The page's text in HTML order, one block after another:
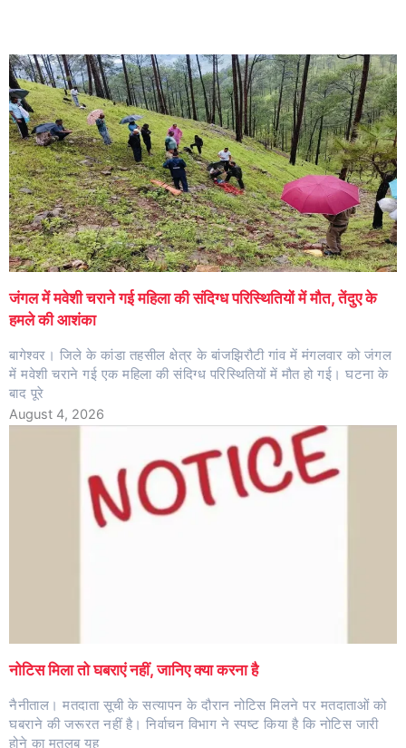
जंगल में मवेशी चराने गई महिला की संदिग्ध परिस्थितियों में मौत, तेंदुए के
हमले की आशंका
बागेश्वर। जिले के कांडा तहसील क्षेत्र के बांजझिरौटी गांव में मंगलवार को जंगल
में मवेशी चराने गई एक महिला की संदिग्ध परिस्थितियों में मौत हो गई। घटना के
बाद पूरे
August 4, 2026
नोटिस मिला तो घबराएं नहीं, जानिए क्या करना है
नैनीताल। मतदाता सूची के सत्यापन के दौरान नोटिस मिलने पर मतदाताओं को
घबराने की जरूरत नहीं है। निर्वाचन विभाग ने स्पष्ट किया है कि नोटिस जारी
होने का मतलब यह